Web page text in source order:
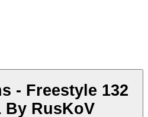
- Freestyle 132
By RusKoV